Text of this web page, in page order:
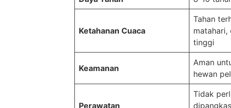
Ketahanan Cuaca
Tahan
matahari,
tinggi
Keamanan
Aman
hewan
Perawatan
Tidak